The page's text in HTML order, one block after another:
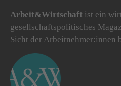
Arbeit&Wirtschaft ist ein
gesellschaftspolitisches
Sicht der Arbeitnehmer:innen